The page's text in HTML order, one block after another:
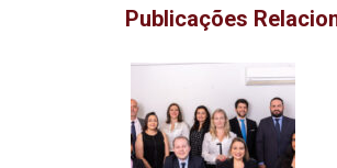
Publicações